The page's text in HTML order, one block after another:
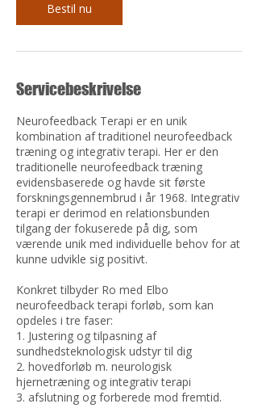
Bestil nu
Servicebeskrivelse
Neurofeedback Terapi er en unik
kombination af traditionel neurofeedback
træning og integrativ terapi. Her er den
traditionelle neurofeedback træning
evidensbaserede og havde sit første
forskningsgennembrud i år 1968. Integrativ
terapi er derimod en relationsbunden
tilgang der fokuserede på dig, som
værende unik med individuelle behov for at
kunne udvikle sig positivt.
Konkret tilbyder Ro med Elbo
neurofeedback terapi forløb, som kan
opdeles i tre faser:
1. Justering og tilpasning af
sundhedsteknologisk udstyr til dig
2. hovedforløb m. neurologisk
hjernetræning og integrativ terapi
3. afslutning og forberede mod fremtid.